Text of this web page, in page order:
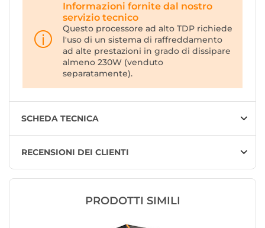
Informazioni fornite dal nostro
servizio tecnico
Questo processore ad alto TDP richiede
l'uso di un sistema di raffreddamento
ad alte prestazioni in grado di dissipare
almeno 230W (venduto
separatamente).
SCHEDA TECNICA
RECENSIONI DEI CLIENTI
PRODOTTI SIMILI